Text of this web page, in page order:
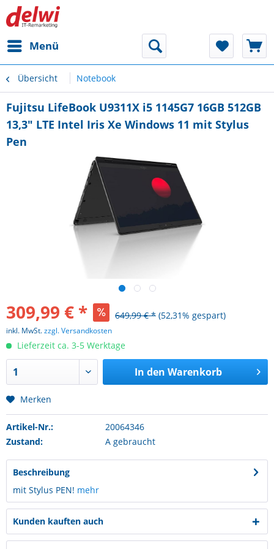
Menü
Übersicht Notebook
Fujitsu LifeBook U9311X i5 1145G7 16GB 512GB
13,3" LTE Intel Iris Xe Windows 11 mit Stylus
Pen
309,99 € * 649,99 € * (52,31% gespart)
inkl. MwSt.zzgl. Versandkosten
Lieferzeit ca. 3-5 Werktage
In den Warenkorb
Merken
Artikel-Nr.:
20064346
Zustand:
A gebraucht
Beschreibung
mit Stylus PEN! mehr
Kunden kauften auch